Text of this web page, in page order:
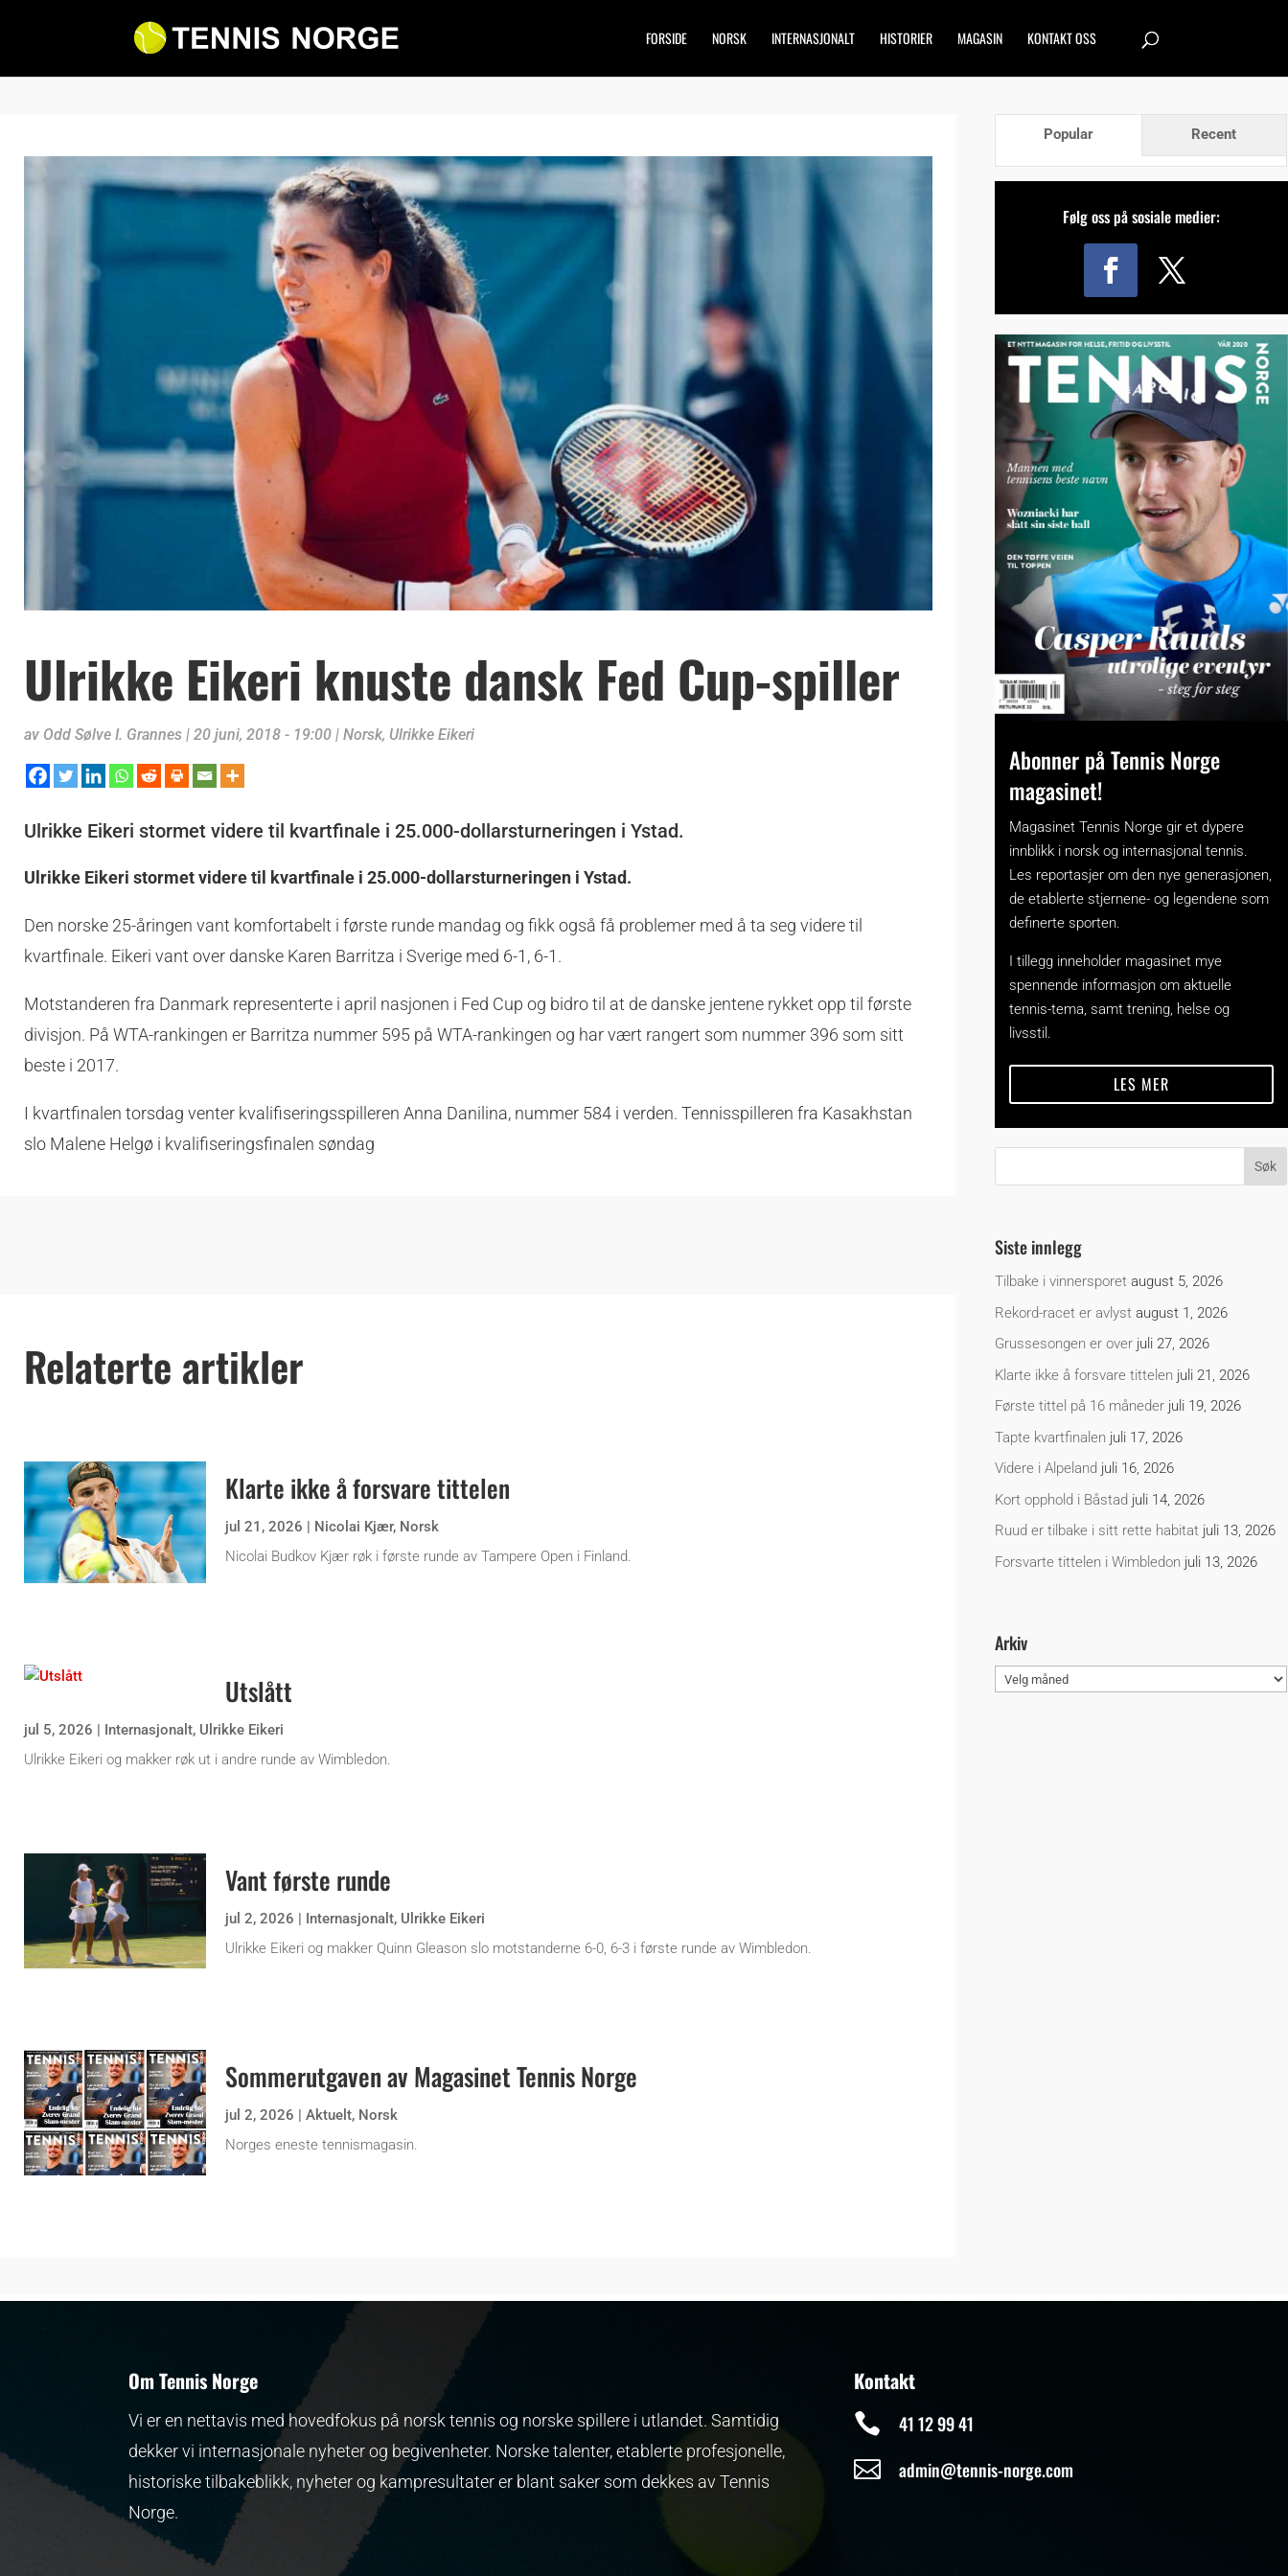
FORSIDE NORSK INTERNASJONALT HISTORIER MAGASIN KONTAKT OSS
Ulrikke Eikeri knuste dansk Fed Cup-spiller
av Odd Sølve I. Grannes | 20 juni, 2018 - 19:00 | Norsk, Ulrikke Eikeri
Ulrikke Eikeri stormet videre til kvartfinale i 25.000-dollarsturneringen i Ystad.
Ulrikke Eikeri stormet videre til kvartfinale i 25.000-dollarsturneringen i Ystad.
Den norske 25-åringen vant komfortabelt i første runde mandag og fikk også få problemer med å ta seg videre til
kvartfinale. Eikeri vant over danske Karen Barritza i Sverige med 6-1, 6-1.
Motstanderen fra Danmark representerte i april nasjonen i Fed Cup og bidro til at de danske jentene rykket opp til første
divisjon. På WTA-rankingen er Barritza nummer 595 på WTA-rankingen og har vært rangert som nummer 396 som sitt
beste i 2017.
I kvartfinalen torsdag venter kvalifiseringsspilleren Anna Danilina, nummer 584 i verden. Tennisspilleren fra Kasakhstan
slo Malene Helgø i kvalifiseringsfinalen søndag
Relaterte artikler
Klarte ikke å forsvare tittelen
jul 21, 2026 | Nicolai Kjær, Norsk
Nicolai Budkov Kjær røk i første runde av Tampere Open i Finland.
Utslått
jul 5, 2026 | Internasjonalt, Ulrikke Eikeri
Ulrikke Eikeri og makker røk ut i andre runde av Wimbledon.
Vant første runde
jul 2, 2026 | Internasjonalt, Ulrikke Eikeri
Ulrikke Eikeri og makker Quinn Gleason slo motstanderne 6-0, 6-3 i første runde av Wimbledon.
Sommerutgaven av Magasinet Tennis Norge
jul 2, 2026 | Aktuelt, Norsk
Norges eneste tennismagasin.
Popular Recent
Følg oss på sosiale medier:
Abonner på Tennis Norge
magasinet!
Magasinet Tennis Norge gir et dypere
innblikk i norsk og internasjonal tennis.
Les reportasjer om den nye generasjonen,
de etablerte stjernene- og legendene som
definerte sporten.
I tillegg inneholder magasinet mye
spennende informasjon om aktuelle
tennis-tema, samt trening, helse og
livsstil.
LES MER
Siste innlegg
Tilbake i vinnersporet august 5, 2026
Rekord-racet er avlyst august 1, 2026
Grussesongen er over juli 27, 2026
Klarte ikke å forsvare tittelen juli 21, 2026
Første tittel på 16 måneder juli 19, 2026
Tapte kvartfinalen juli 17, 2026
Videre i Alpeland juli 16, 2026
Kort opphold i Båstad juli 14, 2026
Ruud er tilbake i sitt rette habitat juli 13, 2026
Forsvarte tittelen i Wimbledon juli 13, 2026
Arkiv
Arkiv
Om Tennis Norge
Vi er en nettavis med hovedfokus på norsk tennis og norske spillere i utlandet. Samtidig
dekker vi internasjonale nyheter og begivenheter. Norske talenter, etablerte profesjonelle,
historiske tilbakeblikk, nyheter og kampresultater er blant saker som dekkes av Tennis
Norge.
Kontakt
 41 12 99 41
 admin@tennis-norge.com